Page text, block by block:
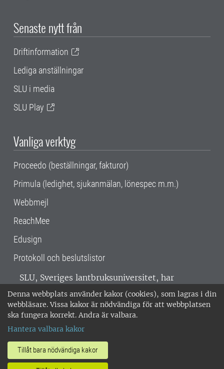
Denna webbplats använder kakor (cookies), som lagras i din
webbläsare. Vissa kakor är nödvändiga för att webbplatsen
ska fungera korrekt. Andra är valbara.
Hantera valbara kakor
Tillåt bara nödvändiga kakor
Senaste nytt från
Driftinformation
Lediga anställningar
SLU i media
SLU Play
Vanliga verktyg
Proceedo (beställningar, fakturor)
Primula (ledighet, sjukanmälan, lönespec m.m.)
Webbmejl
ReachMee
Edusign
Protokoll och beslutslistor
SLU, Sveriges lantbruksuniversitet, har
verksamhet över hela Sverige. Huvudorter är
Alnarp, Uppsala och Umeå.SLU är
miljöcertifierat enligt ISO 14001. •
018-67 10 00 • Org nr: 202100-2817 •
Om SLU:s webbplatser
•Hantera kakor•Behandling av